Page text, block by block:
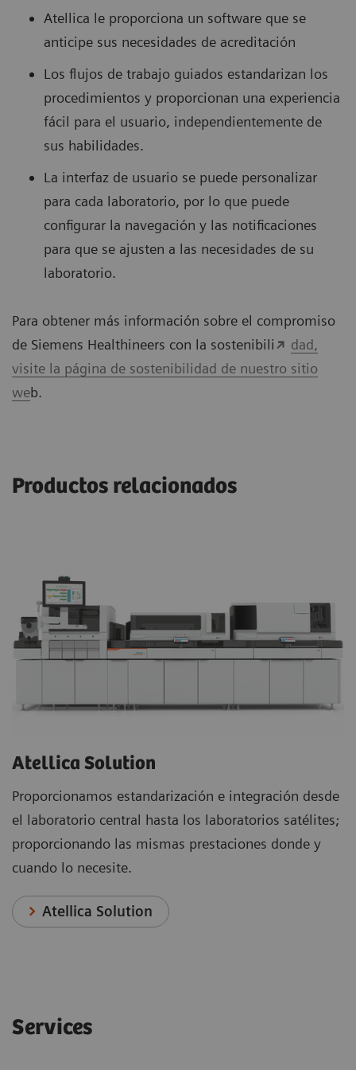
Atellica le proporciona un software que se
anticipe sus necesidades de acreditación
Los flujos de trabajo guiados estandarizan los
procedimientos y proporcionan una experiencia
fácil para el usuario, independientemente de
sus habilidades.
La interfaz de usuario se puede personalizar
para cada laboratorio, por lo que puede
configurar la navegación y las notificaciones
para que se ajusten a las necesidades de su
laboratorio.
Para obtener más información sobre el compromiso
de Siemens Healthineers con la sostenibili
dad,
visite la página de sostenibilidad de nuestro sitio
web.
Productos relacionados
Atellica Solution
Proporcionamos estandarización e integración desde
el laboratorio central hasta los laboratorios satélites;
proporcionando las mismas prestaciones donde y
cuando lo necesite.
Atellica Solution
Services